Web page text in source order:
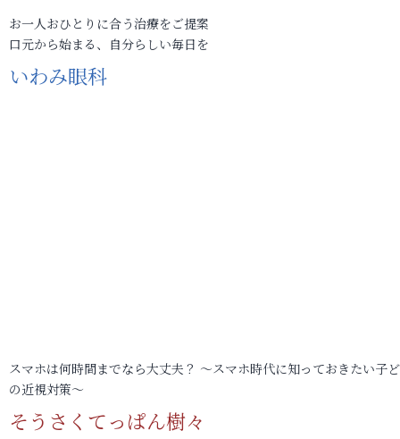
お一人おひとりに合う治療をご提案
口元から始まる、自分らしい毎日を
いわみ眼科
スマホは何時間までなら大丈夫？ ～スマホ時代に知っておきたい子
の近視対策～
そうさくてっぱん樹々